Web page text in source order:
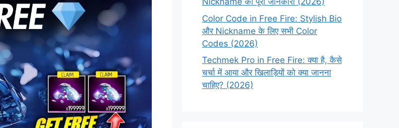
Color Code in Free Fire: Stylish Bio
और Nickname के लिए सभी Color
Codes (2026)
Techmek Pro in Free Fire: क्या है, कैसे
चर्चा में आया और खिलाड़ियों को क्या जानना
चाहिए? (2026)